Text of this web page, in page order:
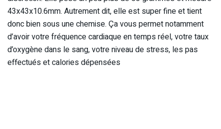
43x43x10.6mm. Autrement dit, elle est super fine et tient
donc bien sous une chemise. Ça vous permet notamment
d’avoir votre fréquence cardiaque en temps réel, votre taux
d’oxygène dans le sang, votre niveau de stress, les pas
effectués et calories dépensées